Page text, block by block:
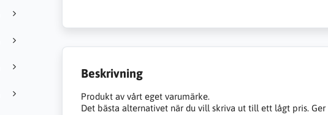
Beskrivning
Produkt av vårt eget varumärke.
Det bästa alternativet när du vill skriva ut till ett lågt pris.